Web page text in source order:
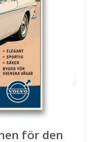
för den